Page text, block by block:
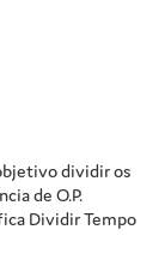
dividir os
de O.P.
Dividir Tempo